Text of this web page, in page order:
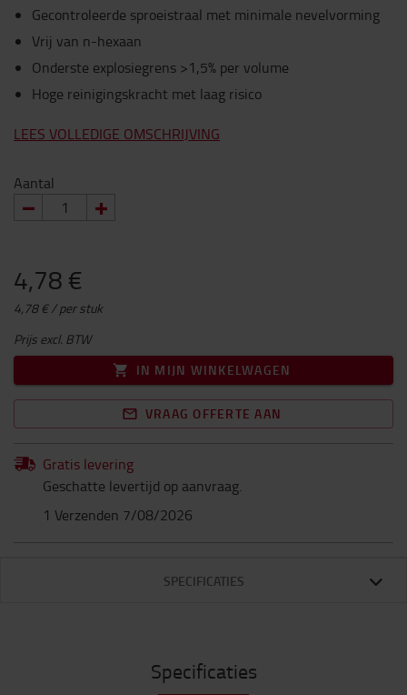
Gecontroleerde sproeistraal met minimale nevelvorming
Vrij van n-hexaan
Onderste explosiegrens >1,5% per volume
Hoge reinigingskracht met laag risico
LEES VOLLEDIGE OMSCHRIJVING
Aantal
4,78 €
4,78 € / per stuk
Prijs excl. BTW
IN MIJN WINKELWAGEN
VRAAG OFFERTE AAN
Gratis levering
Geschatte levertijd op aanvraag.
1 Verzenden 7/08/2026
SPECIFICATIES
Specificaties